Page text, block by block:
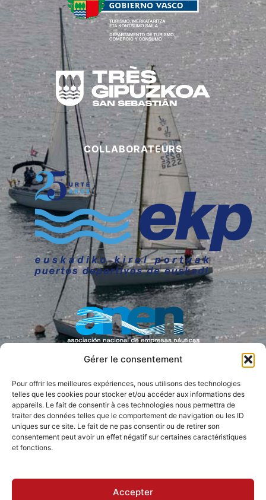
Gérer le consentement
Pour offrir les meilleures expériences, nous utilisons des technologies
telles que les cookies pour stocker et/ou accéder aux informations des
appareils. Le fait de consentir à ces technologies nous permettra de
traiter des données telles que le comportement de navigation ou les ID
uniques sur ce site. Le fait de ne pas consentir ou de retirer son
consentement peut avoir un effet négatif sur certaines caractéristiques
et fonctions.
Accepter
COLLABORATEURS
PRESSE COLLABORATRICE